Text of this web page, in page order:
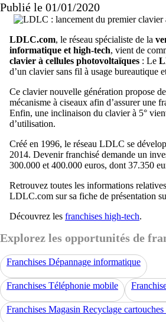
Publié le 01/01/2020
LDLC.com, le réseau spécialiste de la
informatique et high-tech, vient de
clavier à cellules photovoltaïques : Le
d’un clavier sans fil à usage bureautique
Ce clavier nouvelle génération propose
mécanisme à ciseaux afin d’assurer une
Enfin, une inclinaison du clavier à 5°
d’utilisation.
Créé en 1996, le réseau LDLC se
2014. Devenir franchisé demande un
300.000 et 400.000 euros, dont 37.350
Retrouvez toutes les informations
LDLC.com sur sa fiche de présentation
Découvrez les franchises high-tech.
Explorez les opportunités de
Franchises Dépannage informatique
Franchises Téléphonie mobile
Franchises Magasin Recyclage cartouches